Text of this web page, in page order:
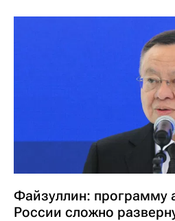
Файзуллин: программу
России сложно